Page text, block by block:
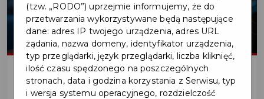
2024-08-12
(tzw. „RODO”) uprzejmie informujemy, że do
przetwarzania wykorzystywane będą następujące
dane: adres IP twojego urządzenia, adres URL
żądania, nazwa domeny, identyfikator urządzenia,
typ przeglądarki, język przeglądarki, liczba kliknięć,
ilość czasu spędzonego na poszczególnych
stronach, data i godzina korzystania z Serwisu, typ
i wersja systemu operacyjnego, rozdzielczość